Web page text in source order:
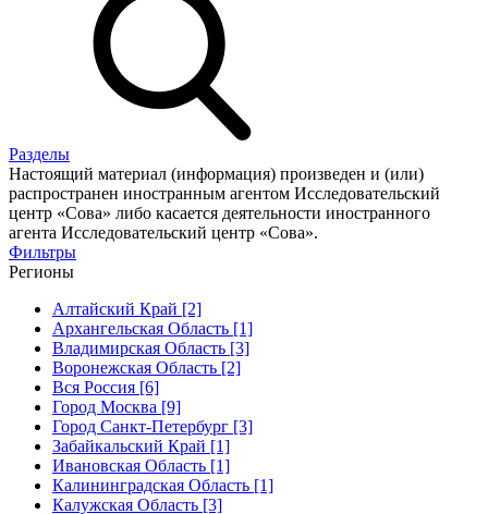
Разделы
Настоящий материал (информация) произведен и (или)
распространен иностранным агентом Исследовательский
центр «Сова» либо касается деятельности иностранного
агента Исследовательский центр «Сова».
Фильтры
Регионы
Алтайский Край [2]
Архангельская Область [1]
Владимирская Область [3]
Воронежская Область [2]
Вся Россия [6]
Город Москва [9]
Город Санкт-Петербург [3]
Забайкальский Край [1]
Ивановская Область [1]
Калининградская Область [1]
Калужская Область [3]